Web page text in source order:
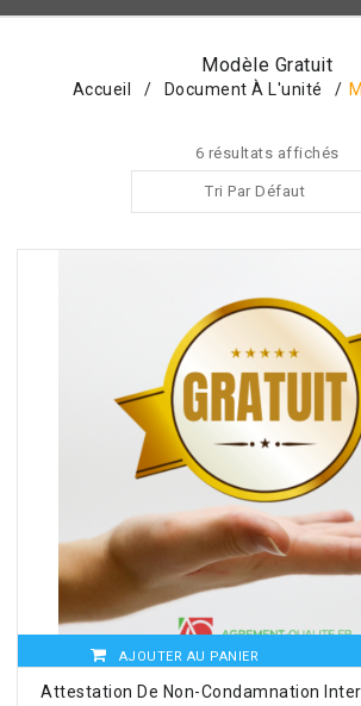
Modèle Gratuit
Accueil / Document À L'unité /
6 résultats affichés
Tri Par Défaut
AJOUTER AU PANIER
Attestation De Non-Condamnation